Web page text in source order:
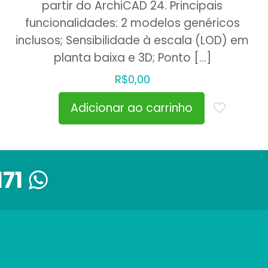
partir do ArchiCAD 24. Principais
funcionalidades: 2 modelos genéricos
inclusos; Sensibilidade à escala (LOD) em
planta baixa e 3D; Ponto […]
R$0,00
Adicionar ao carrinho